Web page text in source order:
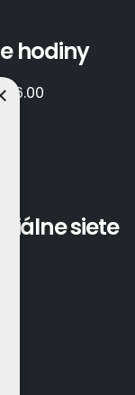
hodiny
16.00
siete